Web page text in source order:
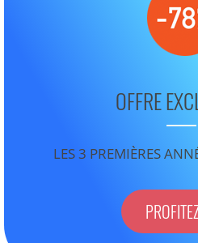
OFFRE
LES 3 PREMIÈRES